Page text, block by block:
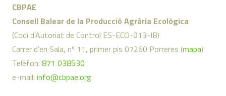
CBPAE
Consell Balear de la Producció Agrària Ecològica
(Codi d’Autoriat de Control ES-ECO-013-IB)
Carrer d’en Sala, nº 11, primer pis 07260 Porreres (mapa)
Telèfon: 871 038530
e-mail: info@cbpae.org